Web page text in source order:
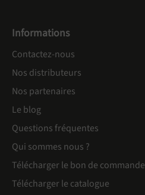
Informations
Contactez-nous
Nos distributeurs
Nos partenaires
Le blog
Questions fréquentes
Qui sommes nous ?
Télécharger le bon de commande
Télécharger le catalogue